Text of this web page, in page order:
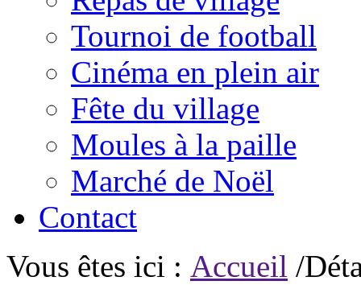
Tournoi de football
Cinéma en plein air
Fête du village
Moules à la paille
Marché de Noël
Contact
Vous êtes ici : Accueil /